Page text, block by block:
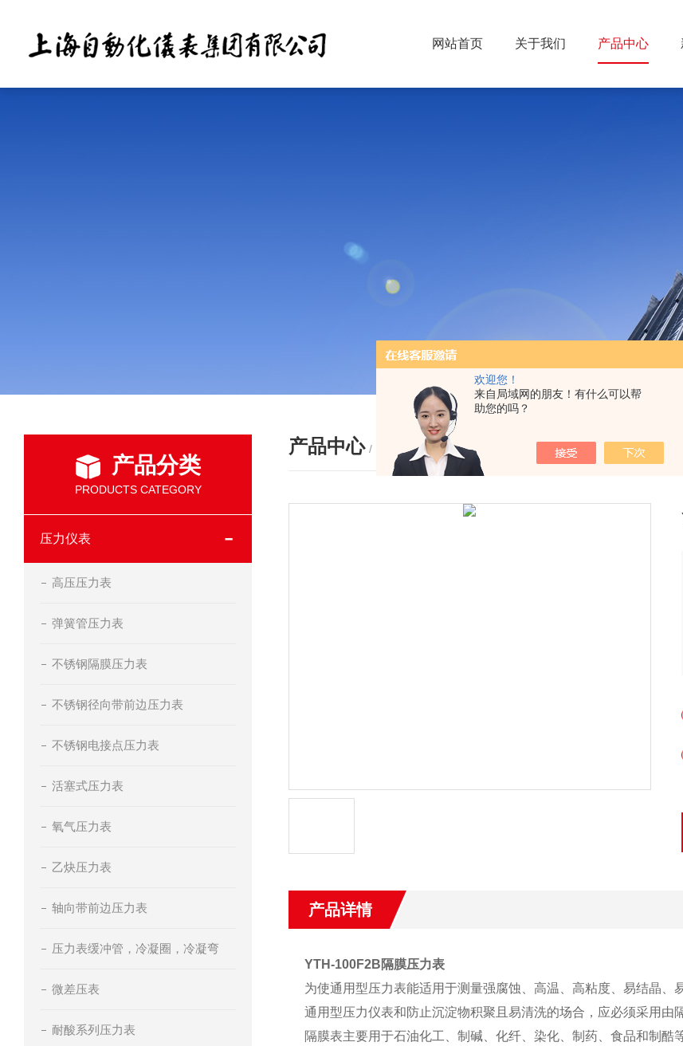
欢迎您！
来自局域网的朋友！有什么可以帮
助您的吗？
网站首页 关于我们 产品中心
产品分类
PRODUCTS CATEGORY
压力仪表
高压压力表
弹簧管压力表
不锈钢隔膜压力表
不锈钢径向带前边压力表
不锈钢电接点压力表
活塞式压力表
氧气压力表
乙炔压力表
轴向带前边压力表
压力表缓冲管，冷凝圈，冷凝弯
微差压表
耐酸系列压力表
产品中心 / PRODUCTS 您的位置：首页 -
产品详情
YTH-100F2B隔膜压力表
为使通用型压力表能适用于测量强腐蚀、高温、高粘度、易结晶
通用型压力仪表和防止沉淀物积聚且易清洗的场合，应必须采用由
隔膜表主要用于石油化工、制碱、化纤、染化、制药、食品和制酷